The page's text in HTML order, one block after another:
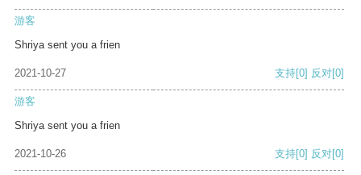
游客
Shriya sent you a frien
2021-10-27 支持[0] 反对[0]
游客
Shriya sent you a frien
2021-10-26 支持[0] 反对[0]